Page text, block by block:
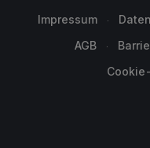
Impressum
AGB